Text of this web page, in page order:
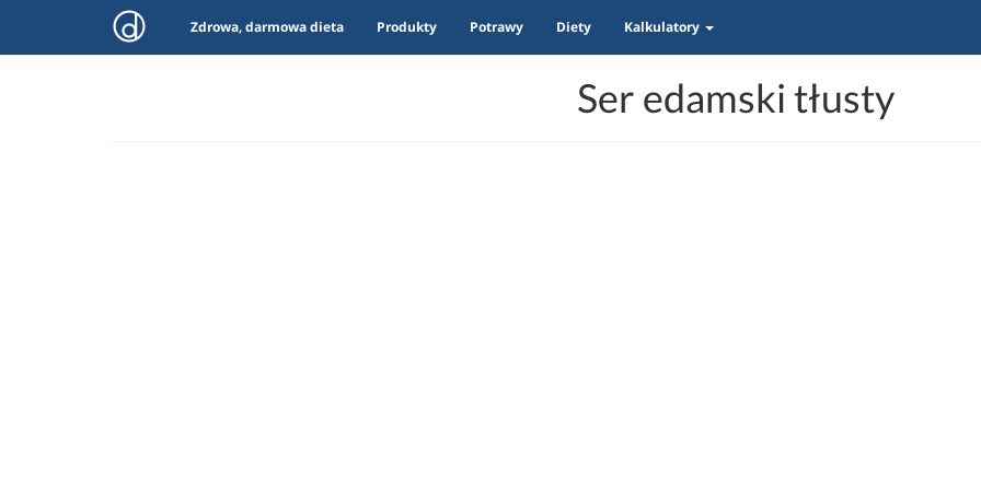
Zdrowa, darmowa dieta Produkty Potrawy Diety Kalkulatory
Ser edamski tłusty